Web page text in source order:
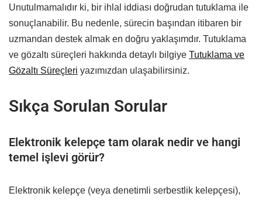
Unutulmamalıdır ki, bir ihlal iddiası doğrudan tutuklama ile
sonuçlanabilir. Bu nedenle, sürecin başından itibaren bir
uzmandan destek almak en doğru yaklaşımdır. Tutuklama
ve gözaltı süreçleri hakkında detaylı bilgiye Tutuklama ve
Gözaltı Süreçleri yazımızdan ulaşabilirsiniz.
Sıkça Sorulan Sorular
Elektronik kelepçe tam olarak nedir ve hangi
temel işlevi görür?
Elektronik kelepçe (veya denetimli serbestlik kelepçesi),